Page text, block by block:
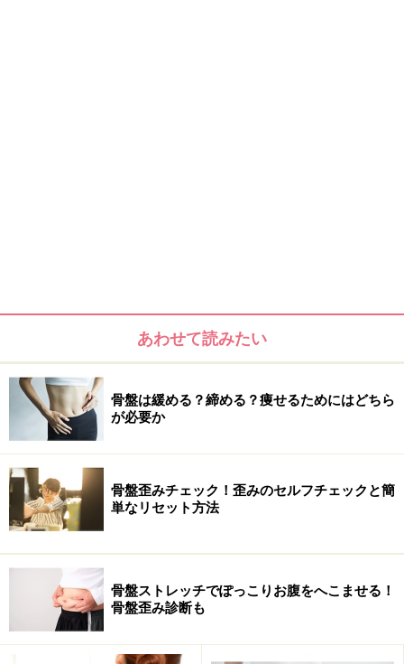
あわせて読みたい
骨盤は緩める？締める？痩せるためにはどちら
が必要か
骨盤歪みチェック！歪みのセルフチェックと簡
単なリセット方法
骨盤ストレッチでぽっこりお腹をへこませる！
骨盤歪み診断も